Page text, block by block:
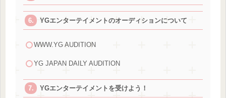
YGエンターテイメントのオーディションについて
WWW.YG AUDITION
YG JAPAN DAILY AUDITION
YGエンターテイメントを受けよう！